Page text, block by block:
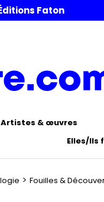
Faton
Artistes & œuvres
Elles/Ils
> Fouilles &